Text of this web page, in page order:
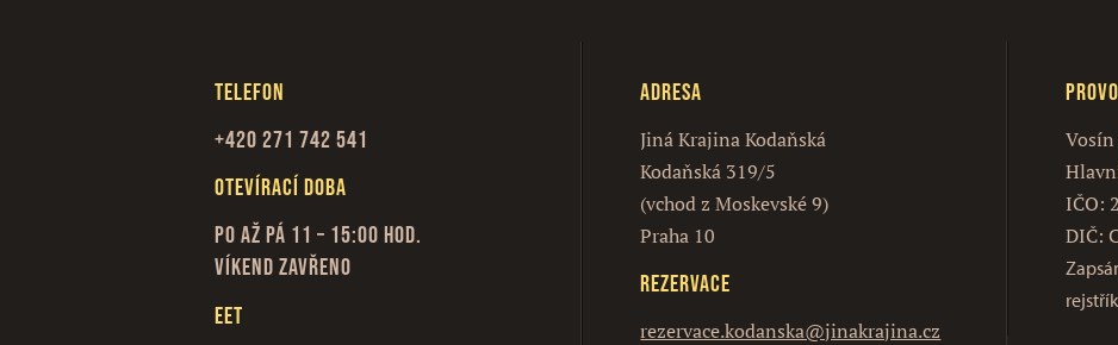
Telefon
+420 271 742 541
Otevírací doba
Po až Pá 11 – 15:00 hod.
Víkend zavřeno
EET
Adresa
Jiná Krajina Kodaňská
Kodaňská 319/5
(vchod z Moskevské 9)
Praha 10
Rezervace
rezervace.kodanska@jinakrajina.cz
Vosín
IČO:
DIČ: